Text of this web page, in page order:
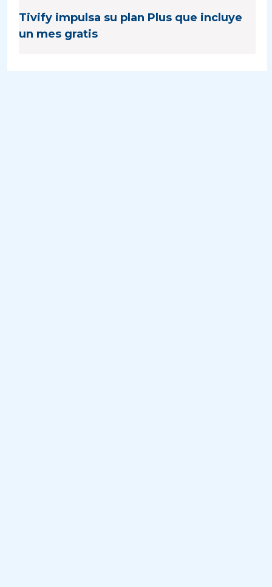
Tivify impulsa su plan Plus que incluye
un mes gratis